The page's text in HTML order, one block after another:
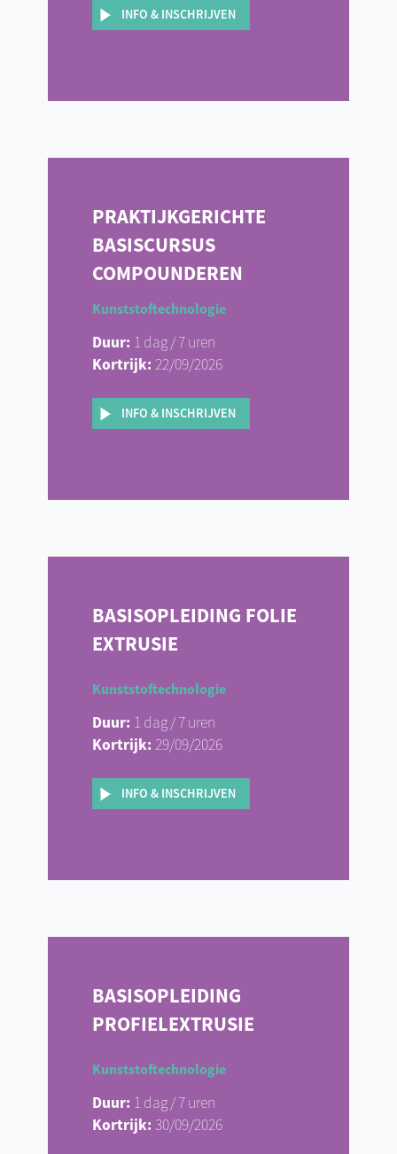
INFO & INSCHRIJVEN
PRAKTIJKGERICHTE
BASISCURSUS
COMPOUNDEREN
Kunststoftechnologie
Duur: 1 dag / 7 uren
Kortrijk: 22/09/2026
INFO & INSCHRIJVEN
BASISOPLEIDING FOLIE
EXTRUSIE
Kunststoftechnologie
Duur: 1 dag / 7 uren
Kortrijk: 29/09/2026
INFO & INSCHRIJVEN
BASISOPLEIDING
PROFIELEXTRUSIE
Kunststoftechnologie
Duur: 1 dag / 7 uren
Kortrijk: 30/09/2026